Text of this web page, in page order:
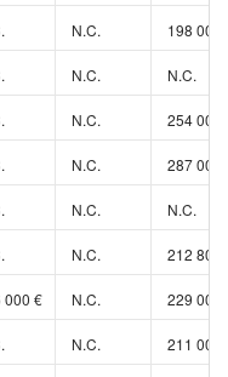
N.C. 198 000
N.C. N.C.
N.C. 254 000
N.C. 287 001
N.C. N.C.
N.C. 212 800
000 € N.C. 229 000
N.C. 211 000